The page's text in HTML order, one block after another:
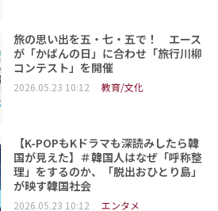
旅の思い出を五・七・五で！ エース
が「かばんの日」に合わせ「旅行川柳
コンテスト」を開催
2026.05.23 10:12 教育/文化
【K-POPもKドラマも深読みしたら韓
国が見えた】＃韓国人はなぜ「呼称整
理」をするのか、「脱出おひとり島」
が映す韓国社会
2026.05.23 10:12 エンタメ